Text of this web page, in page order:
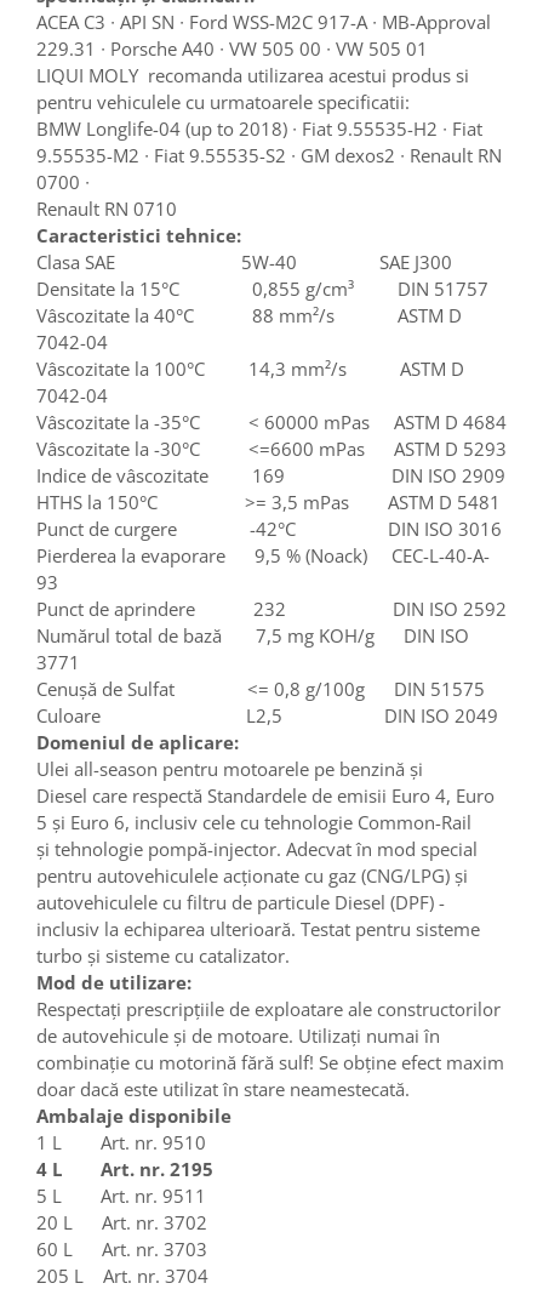
ACEA C3 ∙ API SN ∙ Ford WSS-M2C 917-A ∙ MB-Approval
229.31 ∙ Porsche A40 ∙ VW 505 00 ∙ VW 505 01
LIQUI MOLY recomanda utilizarea acestui produs si
pentru vehiculele cu urmatoarele specificatii:
BMW Longlife-04 (up to 2018) ∙ Fiat 9.55535-H2 ∙ Fiat
9.55535-M2 ∙ Fiat 9.55535-S2 ∙ GM dexos2 ∙ Renault RN
0700 ∙
Renault RN 0710
Caracteristici tehnice:
Clasa SAE 5W-40 SAE J300
Densitate la 15°C 0,855 g/cm³ DIN 51757
Vâscozitate la 40°C 88 mm²/s ASTM D
7042-04
Vâscozitate la 100°C 14,3 mm²/s ASTM D
7042-04
Vâscozitate la -35°C < 60000 mPas ASTM D 4684
Vâscozitate la -30°C <=6600 mPas ASTM D 5293
Indice de vâscozitate 169 DIN ISO 2909
HTHS la 150°C >= 3,5 mPas ASTM D 5481
Punct de curgere -42°C DIN ISO 3016
Pierderea la evaporare 9,5 % (Noack) CEC-L-40-A-
93
Punct de aprindere 232 DIN ISO 2592
Numărul total de bază 7,5 mg KOH/g DIN ISO
3771
Cenușă de Sulfat <= 0,8 g/100g DIN 51575
Culoare L2,5 DIN ISO 2049
Domeniul de aplicare:
Ulei all-season pentru motoarele pe benzină şi
Diesel care respectă Standardele de emisii Euro 4, Euro
5 și Euro 6, inclusiv cele cu tehnologie Common-Rail
şi tehnologie pompă-injector. Adecvat în mod special
pentru autovehiculele acţionate cu gaz (CNG/LPG) şi
autovehiculele cu filtru de particule Diesel (DPF) -
inclusiv la echiparea ulterioară. Testat pentru sisteme
turbo şi sisteme cu catalizator.
Mod de utilizare:
Respectaţi prescripţiile de exploatare ale constructorilor
de autovehicule şi de motoare. Utilizaţi numai în
combinaţie cu motorină fără sulf! Se obţine efect maxim
doar dacă este utilizat în stare neamestecată.
Ambalaje disponibile
1 L Art. nr. 9510
4 L Art. nr. 2195
5 L Art. nr. 9511
20 L Art. nr. 3702
60 L Art. nr. 3703
205 L Art. nr. 3704